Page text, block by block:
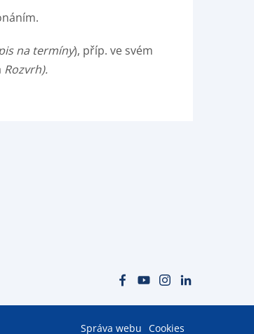
na termíny), příp. ve svém
Rozvrh).
Správa webu Cookies